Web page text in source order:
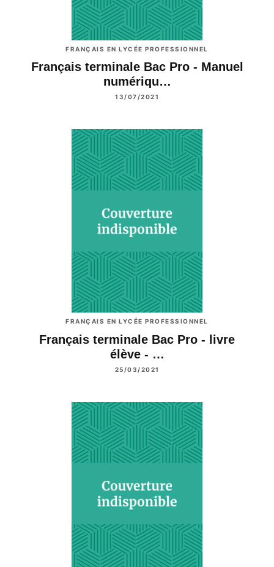
FRANÇAIS EN LYCÉE PROFESSIONNEL
Français terminale Bac Pro - Manuel
numériqu…
13/07/2021
FRANÇAIS EN LYCÉE PROFESSIONNEL
Français terminale Bac Pro - livre
élève - …
25/03/2021